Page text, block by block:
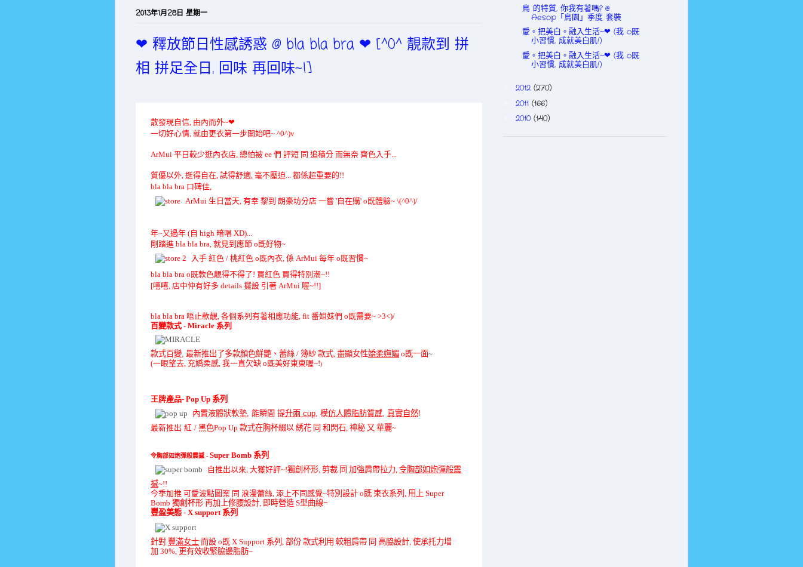
2013年1月28日 星期一
❤ 釋放節日性感誘惑 @ bla bla bra ❤ [^0^ 靚款到 拼
相 拼足全日, 回味 再回味~!]
散發現自信, 由內而外~❤
一切好心情, 就由更衣第一步開始吧~ ^0^)v
ArMui 平日較少逛內衣店, 總怕被 ee 們 評短 同 追積分 而無奈 齊色入手...
質優以外, 逛得自在, 試得舒適, 毫不壓迫... 都係超重要的!!
bla bla bra 口碑佳,
ArMui 生日當天, 有幸 黎到 朗豪坊分店 一嘗 '自在購' o既體驗~ \(^0^)/
年~又過年 (自 high 暗唱 XD)...
剛踏進 bla bla bra, 就見到應節 o既好物~
入手 紅色 / 桃紅色 o既內衣, 係 ArMui 每年 o既習慣~
bla bla bra o既款色靚得不得了! 買紅色 買得特別潮~!!
[嘻嘻, 店中仲有好多 details 擺設 引著 ArMui 喔~!!]
bla bla bra 唔止款靚, 各個系列有著相應功能, fit 番姐妹們 o既需要~ >3<)/
百變款式 - Miracle 系列
款式百變 最新推出了多款顏色鮮艷、蕾絲 / 簿紗 款式 盡顯女性嬌柔嫵媚 o 既一面~
(一眼望去, 充嬌柔感, 我一直欠缺 o既美好東東喔~!)
王牌產品- Pop Up 系列
內置液體狀軟墊, 能瞬間 提升兩 cup , 模仿人體脂肪質感 真實自然!
最新推出 紅 / 黑色Pop Up 款式在胸杯綴以 綉花 同 和閃石, 神秘 又 華麗~
令胸部如炮彈般震撼 - Super Bomb 系列
自推出以來, 大獲好評~!獨創杯形, 剪裁 同 加強肩帶拉力, 令胸部如炮彈般震
撼~!!
今季加推 可愛波點圖案 同 浪漫蕾絲, 添上不同感覺~特別設計 o既 束衣系列, 用上 Super
Bomb 獨創杯形 再加上修腰設計, 即時營造 S型曲線~
豐盈美態 - X support 系列
針對 豐滿女士 而設 o 既 X Support 系列 部份 款式利用 較粗肩帶 同 高脇設計 使承托力增
加 30%, 更有效收緊脇邊脂肪~
鳥 的特質, 你我有著嗎? @
Aesop「鳥園」季度 套裝
愛。把美白。融入生活~❤ (我 o既
小習慣, 成就美白肌!)
愛。把美白。融入生活~❤ (我 o既
小習慣, 成就美白肌!)
2012 (270)
2011 (166)
2010 (140)